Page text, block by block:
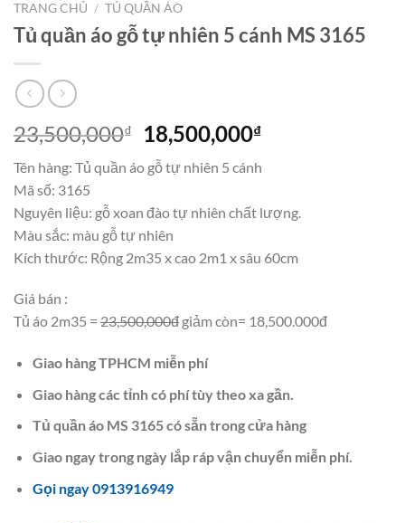
TRANG CHỦ / TỦ QUẦN ÁO
Tủ quần áo gỗ tự nhiên 5 cánh MS 3165
23,500,000₫
Giá
gốc
là:
18,500,000₫Giá
tại
18,500,000₫.
Tên hàng: Tủ quần áo gỗ tự nhiên 5 cánh
Mã số: 3165
Nguyên liệu: gỗ xoan đào tự nhiên chất lượng.
Màu sắc: màu gỗ tự nhiên
Kích thước: Rộng 2m35 x cao 2m1 x sâu 60cm
Giá bán :
Tủ áo 2m35 = 23,500,000đ giảm còn= 18,500.000đ
Giao hàng TPHCM miễn phí
Giao hàng các tỉnh có phí tùy theo xa gần.
Tủ quần áo MS 3165 có sẵn trong cửa hàng
Giao ngay trong ngày lắp ráp vận chuyển miễn phí.
Gọi ngay 0913916949